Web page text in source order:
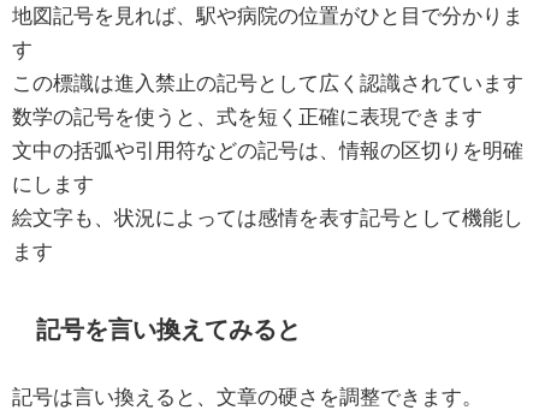
地図記号を見れば、駅や病院の位置がひと目で分かりま
す
この標識は進入禁止の記号として広く認識されています
数学の記号を使うと、式を短く正確に表現できます
文中の括弧や引用符などの記号は、情報の区切りを明確
にします
絵文字も、状況によっては感情を表す記号として機能し
ます
記号を言い換えてみると
記号は言い換えると、文章の硬さを調整できます。